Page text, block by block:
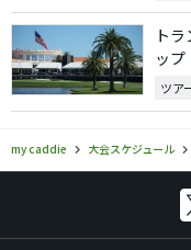
ト
ップ
ツア
my caddie 大会スケジュール